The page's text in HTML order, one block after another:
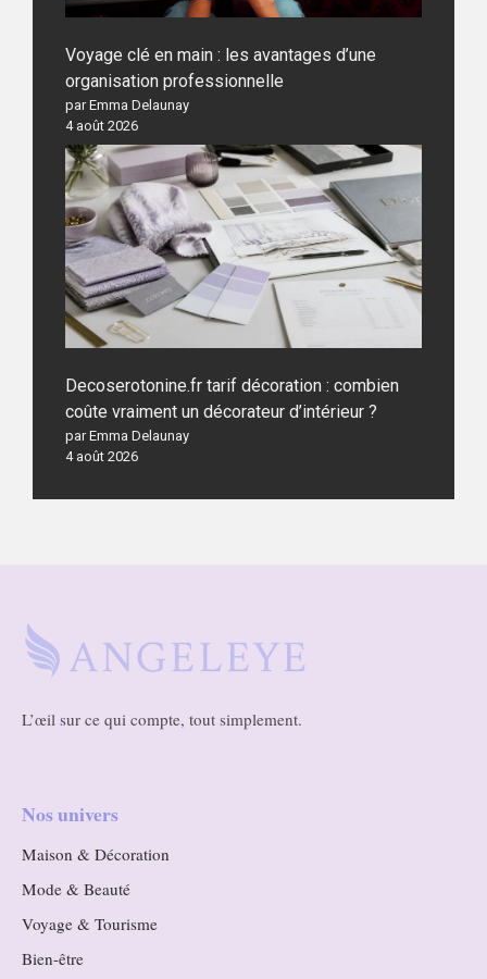
Voyage clé en main : les avantages d’une
organisation professionnelle
par Emma Delaunay
4 août 2026
Decoserotonine.fr tarif décoration : combien
coûte vraiment un décorateur d’intérieur ?
par Emma Delaunay
4 août 2026
L’œil sur ce qui compte, tout simplement.
Nos univers
Maison & Décoration
Mode & Beauté
Voyage & Tourisme
Bien-être